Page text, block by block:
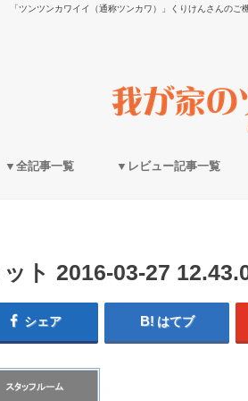
「ツンツンカワイイ（通称ツンカワ）」くりけんさんの
▼全記事一覧 ▼レビュー記事一覧
ト 2016-03-27
シェア はてブ